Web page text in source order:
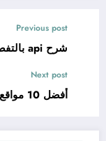
Previous post
شرح api بالتفصيل وبالامثله 2025
Next post
أفضل 10 مواقع للتحضير للمقابلة 2025